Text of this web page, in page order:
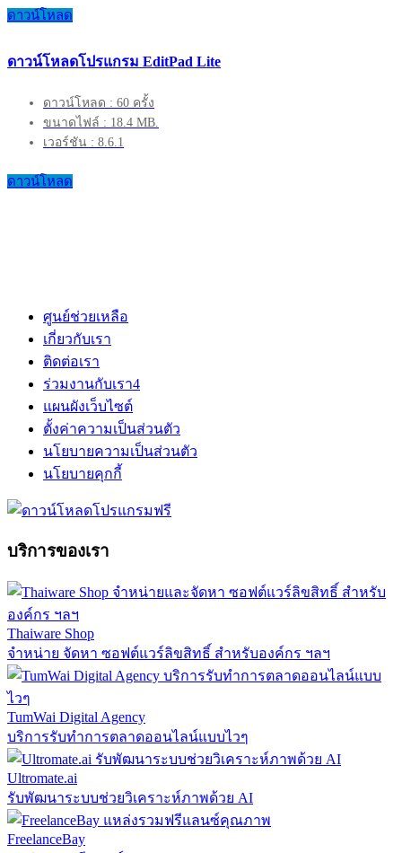
ดาวน์โหลด
ดาวน์โหลดโปรแกรม EditPad Lite
ดาวน์โหลด : 60 ครั้ง
ขนาดไฟล์ : 18.4 MB.
เวอร์ชัน : 8.6.1
ดาวน์โหลด
ศูนย์ช่วยเหลือ
เกี่ยวกับเรา
ติดต่อเรา
ร่วมงานกับเรา4
แผนผังเว็บไซต์
ตั้งค่าความเป็นส่วนตัว
นโยบายความเป็นส่วนตัว
นโยบายคุกกี้
บริการของเรา
Thaiware Shop
จำหน่าย จัดหา ซอฟต์แวร์ลิขสิทธิ์ สำหรับองค์กร ฯลฯ
TumWai Digital Agency
บริการรับทำการตลาดออนไลน์แบบไวๆ
Ultromate.ai
รับพัฒนาระบบช่วยวิเคราะห์ภาพด้วย AI
FreelanceBay